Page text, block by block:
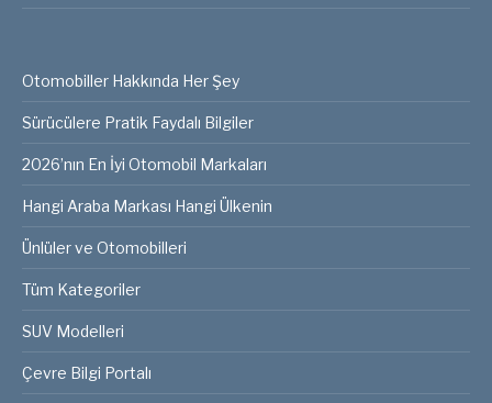
Otomobiller Hakkında Her Şey
Sürücülere Pratik Faydalı Bilgiler
2026’nın En İyi Otomobil Markaları
Hangi Araba Markası Hangi Ülkenin
Ünlüler ve Otomobilleri
Tüm Kategoriler
SUV Modelleri
Çevre Bilgi Portalı